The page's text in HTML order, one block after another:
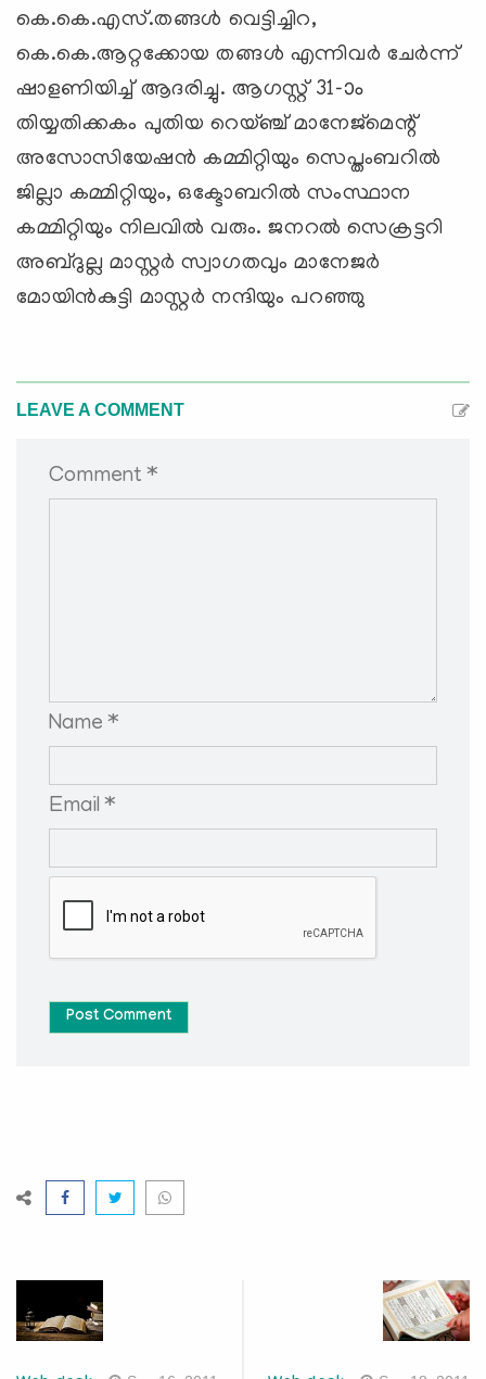
കെ.കെ.എസ്.തങ്ങള്‍ വെട്ടിച്ചിറ,
കെ.കെ.ആറ്റക്കോയ തങ്ങള്‍ എന്നിവര്‍ ചേര്‍ന്ന്
ഷാളണിയിച്ച് ആദരിച്ചു. ആഗസ്റ്റ് 31-ാം
തിയ്യതിക്കകം പുതിയ റെയ്ഞ്ച് മാനേജ്മെന്റ്
അസോസിയേഷന്‍ കമ്മിറ്റിയും സെപ്തംബറില്‍
ജില്ലാ കമ്മിറ്റിയും, ഒക്ടോബറില്‍ സംസ്ഥാന
കമ്മിറ്റിയും നിലവില്‍ വരും. ജനറല്‍ സെക്രട്ടറി
അബ്ദുല്ല മാസ്റ്റര്‍ സ്വാഗതവും മാനേജര്‍
മോയിന്‍കുട്ടി മാസ്റ്റര്‍ നന്ദിയും പറഞ്ഞു
LEAVE A COMMENT
Comment *
Name *
Email *
Post Comment